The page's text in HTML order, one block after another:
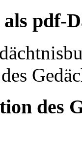
pdf-
des